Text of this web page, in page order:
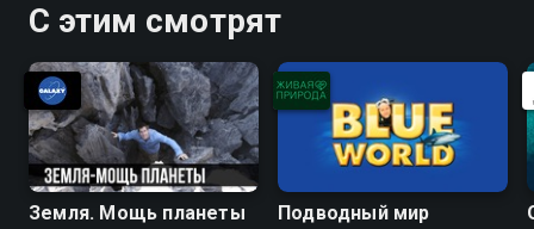
С этим смотрят
Земля. Мощь планеты Подводный мир